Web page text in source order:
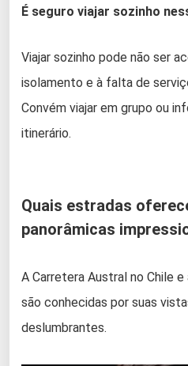
É seguro viajar sozinho
Viajar sozinho pode não ser
isolamento e à falta de
Convém viajar em grupo ou
itinerário.
Quais estradas
panorâmicas
A Carretera Austral no Chile
são conhecidas por suas
deslumbrantes.